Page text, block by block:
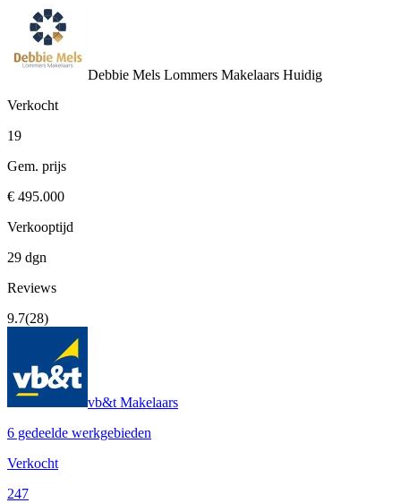
Debbie Mels Lommers Makelaars Huidig
Verkocht
19
Gem. prijs
€ 495.000
Verkooptijd
29 dgn
Reviews
9.7(28)
vb&t Makelaars
6 gedeelde werkgebieden
Verkocht
247